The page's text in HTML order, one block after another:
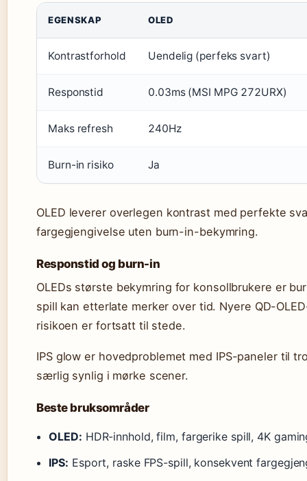
EGENSKAP OLED
Kontrastforhold Uendelig (perfeks svart)
Responstid 0.03ms (MSI MPG 272URX)
Maks refresh 240Hz
Burn-in risiko Ja
OLED leverer overlegen kontrast med perfekte
fargegjengivelse uten burn-in-bekymring.
Responstid og burn-in
OLEDs største bekymring for konsollbrukere er
spill kan etterlate merker over tid. Nyere QD-
risikoen er fortsatt til stede.
IPS glow er hovedproblemet med IPS-paneler til
særlig synlig i mørke scener.
Beste bruksområder
OLED: HDR-innhold, film, fargerike spill, 4K
IPS: Esport, raske FPS-spill, konsekvent